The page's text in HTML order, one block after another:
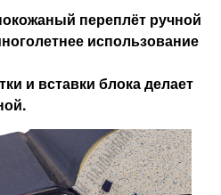
переплёт ручной
использование
и вставки блока делает